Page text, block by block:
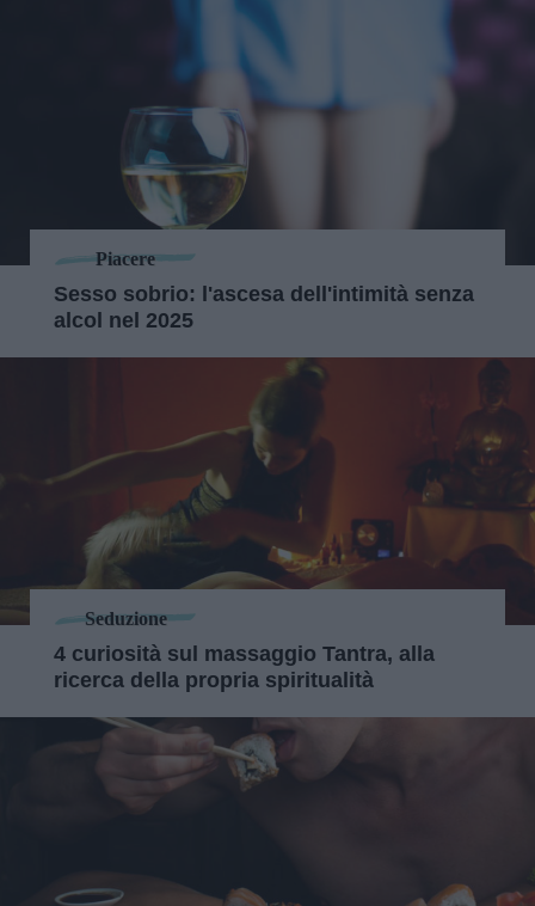
Piacere
Sesso sobrio: l'ascesa dell'intimità senza
alcol nel 2025
Seduzione
4 curiosità sul massaggio Tantra, alla
ricerca della propria spiritualità